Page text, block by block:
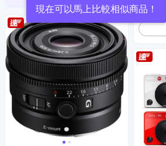
現在可以馬上比較相似商品！
券